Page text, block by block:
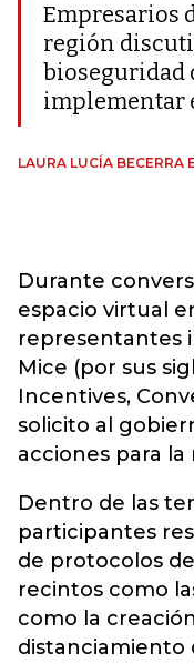
Empresarios
región
bioseguridad
implementar
LAURA LUCÍA BECERRA
Durante
espacio virtual
representantes
Mice (por sus
Incentives,
solicito al
acciones para
Dentro de las
participantes
de protocolos
recintos como
como la
distanciamiento